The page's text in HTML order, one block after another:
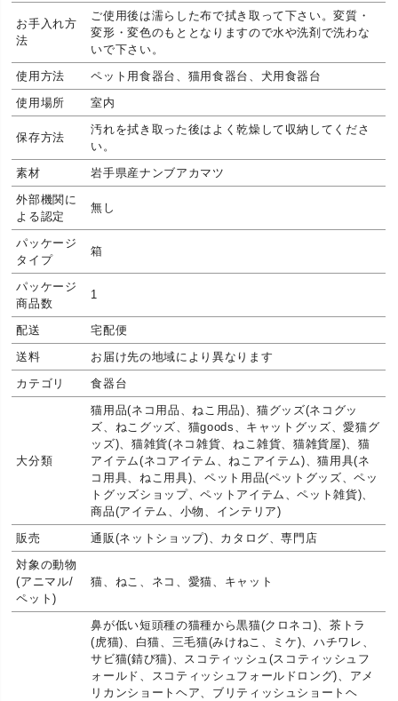
お手入れ方
法
ご使用後は濡らした布で拭き取って下さい。変質・
変形・変色のもととなりますので水や洗剤で洗わな
いで下さい。
使用方法
ペット用食器台、猫用食器台、犬用食器台
使用場所
室内
保存方法
汚れを拭き取った後はよく乾燥して収納してくださ
い。
素材
岩手県産ナンブアカマツ
外部機関に
よる認定
無し
パッケージ
タイプ
箱
パッケージ
商品数
1
配送
宅配便
送料
お届け先の地域により異なります
カテゴリ
食器台
大分類
猫用品(ネコ用品、ねこ用品)、猫グッズ(ネコグッ
ズ、ねこグッズ、猫goods、キャットグッズ、愛猫グ
ッズ)、猫雑貨(ネコ雑貨、ねこ雑貨、猫雑貨屋)、猫
アイテム(ネコアイテム、ねこアイテム)、猫用具(ネ
コ用具、ねこ用具)、ペット用品(ペットグッズ、ペッ
トグッズショップ、ペットアイテム、ペット雑貨)、
商品(アイテム、小物、インテリア)
販売
通販(ネットショップ)、カタログ、専門店
対象の動物
(アニマル/
ペット)
猫、ねこ、ネコ、愛猫、キャット
鼻が低い短頭種の猫種から黒猫(クロネコ)、茶トラ
(虎猫)、白猫、三毛猫(みけねこ、ミケ)、ハチワレ、
サビ猫(錆び猫)、スコティッシュ(スコティッシュフ
ォールド、スコティッシュフォールドロング)、アメ
リカンショートヘア、ブリティッシュショートヘ